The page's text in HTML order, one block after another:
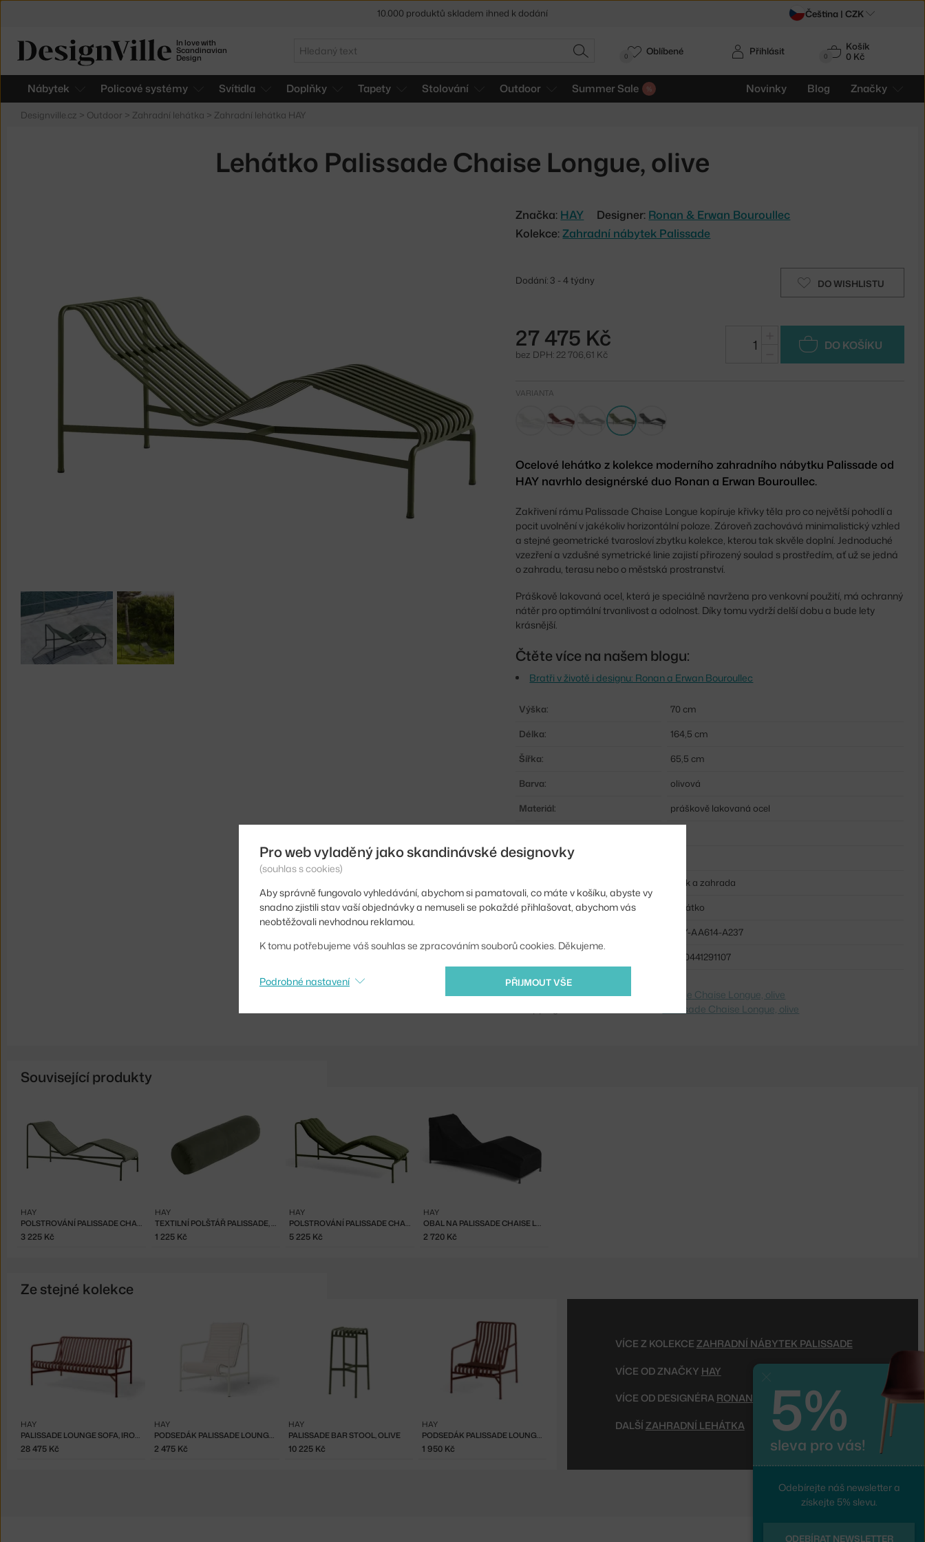
In love with
Scandinavian
Design
Hledat
HLEDAT 0
Košík
0 Kč
Nábytek Policové systémy Svítidla Doplňky Tapety Stolování Outdoor Summer Sale Novinky Blog Značky
Přihlásit
0 Oblíbené
Designville.cz > Outdoor > Zahradní lehátka > Zahradní lehátka HAY
Lehátko Palissade Chaise Longue, olive
Značka: HAY Designer: Ronan & Erwan Bouroullec
Kolekce:Zahradní nábytek Palissade
DO WISHLISTU
Dodání: 3 - 4 týdny
27 475 Kč
bez DPH: 22 706,61 Kč
DO KOŠÍKU
VARIANTA
Ocelové lehátko z kolekce moderního zahradního nábytku Palissade od
HAY navrhlo designérské duo Ronan a Erwan Bouroullec.
Zakřivení rámu Palissade Chaise Longue kopíruje křivky těla pro co největší pohodlí a
pocit uvolněnív jakékoliv horizontální poloze. Zároveň zachovává minimalistický vzhled
a stejné geometrické tvarosloví zbytku kolekce, kterou tak skvěle doplní. Jednoduché
vzezření a vzdušné symetrické linie zajistí přirozený soulad s prostředím, ať už se jedná
o zahradu, terasu nebo o městská prostranství.
Práškově lakovaná ocel, která je speciálně navržena pro venkovní použití, má ochranný
nátěr pro optimální trvanlivost a odolnost. Díky tomu vydrží delší dobu a bude lety
krásnější.
Čtěte více na našem blogu:
Bratři v životě i designu: Ronan a Erwan Bouroullec
Výška:
70 cm
Délka:
164,5 cm
Šířka:
65,5 cm
Barva:
olivová
Materiál:
práškově lakovaná ocel
Podnož:
Park a zahrada
Typ:
Lehátko
HAY-AA614-A237
5710441291107
Ste zo Slovenska? Prejdite na
Palissade Chaise Longue, olive
Palissade Chaise Longue, olive
Související produkty
POLSTROVÁNÍ PALISSADE CHAISE LONGUE QUILTED, OLIVE
HAY
3 225 Kč
TEXTILNÍ POLŠTÁŘ PALISSADE, OLIVE
HAY
1 225 Kč
POLSTROVÁNÍ PALISSADE CHAISE LONGUE QUILTED, OLIVE
HAY
5 225 Kč
OBAL NA PALISSADE CHAISE LOUNGE
HAY
2 720 Kč
Ze stejné kolekce
PALISSADE LOUNGE SOFA, IRON RED
HAY
28 475 Kč
PODSEDÁK PALISSADE LOUNGE CHAIR HIGH QUILTED, CREAM WHITE
HAY
2 475 Kč
PALISSADE BAR STOOL, OLIVE
HAY
10 225 Kč
PODSEDÁK PALISSADE LOUNGE CHAIR, IRON RED
HAY
1 950 Kč
VÍCE Z KOLEKCE ZAHRADNÍ NÁBYTEK PALISSADE
VÍCE OD ZNAČKY HAY
VÍCE OD DESIGNÉRA RONAN & ERWAN BOUROULLEC
DALŠÍ ZAHRADNÍ LEHÁTKA
Sleva 5 % pro odběratelenewsletteru Čeština | CZK
Pro web vyladěný jako skandinávské designovky
(souhlas s cookies)
Aby správně fungovalo vyhledávání, abychom si pamatovali, co máte v košíku, abyste vy
snadno zjistili stav vaší objednávky a nemuseli se pokaždé přihlašovat, abychom vás
neobtěžovali nevhodnou reklamou.
K tomu potřebujeme váš souhlas se zpracováním souborů cookies. Děkujeme.
PŘIJMOUT VŠE
Podrobné nastavení
5%
sleva pro vás!
Odebírejte náš newsletter a
získejte 5% slevu.
ODEBÍRAT NEWSLETTER